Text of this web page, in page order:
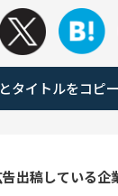
タイトルをコピ
告出稿している